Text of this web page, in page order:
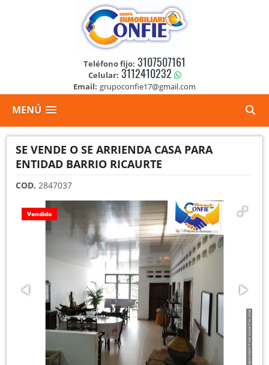
Teléfono fijo: 3107507161
Celular: 3112410232
Email: grupoconfie17@gmail.com
MENÚ
SE VENDE O SE ARRIENDA CASA PARA
ENTIDAD BARRIO RICAURTE
COD. 2847037
Vendido